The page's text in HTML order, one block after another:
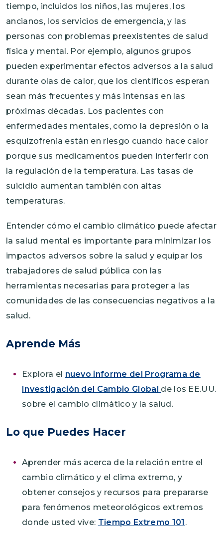
tiempo, incluidos los niños, las mujeres, los
ancianos, los servicios de emergencia, y las
personas con problemas preexistentes de salud
física y mental. Por ejemplo, algunos grupos
pueden experimentar efectos adversos a la salud
durante olas de calor, que los científicos esperan
sean más frecuentes y más intensas en las
próximas décadas. Los pacientes con
enfermedades mentales, como la depresión o la
esquizofrenia están en riesgo cuando hace calor
porque sus medicamentos pueden interferir con
la regulación de la temperatura. Las tasas de
suicidio aumentan también con altas
temperaturas.
Entender cómo el cambio climático puede afectar
la salud mental es importante para minimizar los
impactos adversos sobre la salud y equipar los
trabajadores de salud pública con las
herramientas necesarias para proteger a las
comunidades de las consecuencias negativos a la
salud.
Aprende Más
Explora el nuevo informe del Programa de
Investigación del Cambio Global de los EE.UU.
sobre el cambio climático y la salud.
Lo que Puedes Hacer
Aprender más acerca de la relación entre el
cambio climático y el clima extremo, y
obtener consejos y recursos para prepararse
para fenómenos meteorológicos extremos
donde usted vive: Tiempo Extremo 101 .